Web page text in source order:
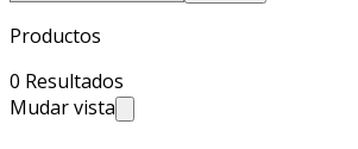
Productos
0 Resultados
Mudar vista